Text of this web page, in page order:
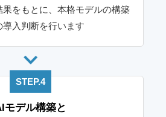
をもとに、本格モデルの構築
導入判断を行います
STEP.4
モデル構築と